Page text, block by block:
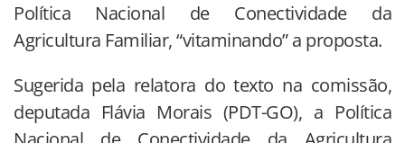
Política Nacional de Conectividade da
Agricultura Familiar, “vitaminando” a proposta.
Sugerida pela relatora do texto na comissão,
deputada Flávia Morais (PDT-GO), a Política